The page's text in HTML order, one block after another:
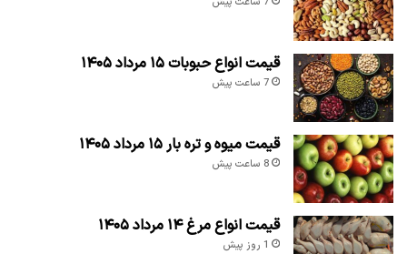
قیمت انواع حبوبات ۱۵ مرداد ۱۴۰۵
7 ساعت پیش
قیمت میوه و تره بار ۱۵ مرداد ۱۴۰۵
8 ساعت پیش
قیمت انواع مرغ ۱۴ مرداد ۱۴۰۵
1 روز پیش